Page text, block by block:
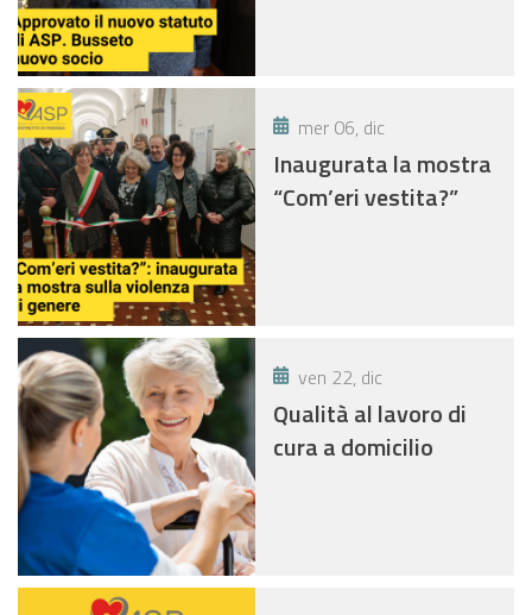
mer 06, dic
Inaugurata la mostra
“Com’eri vestita?”
ven 22, dic
Qualità al lavoro di
cura a domicilio